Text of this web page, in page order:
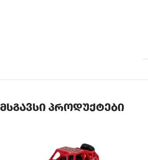
მსგავსი პროდუქტები